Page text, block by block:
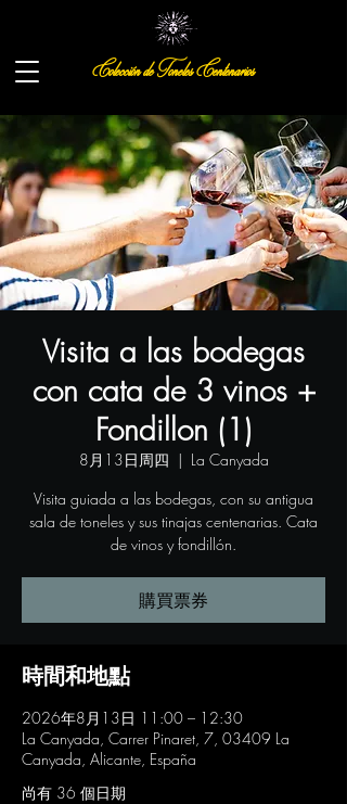
Colección de Toneles Centenarios
Visita a las bodegas
con cata de 3 vinos +
Fondillon (1)
8月13日周四
  |
La Canyada
Visita guiada a las bodegas, con su antigua
sala de toneles y sus tinajas centenarias. Cata
de vinos y fondillón.
購買票券
時間和地點
2026年8月13日 11:00 – 12:30
La Canyada, Carrer Pinaret, 7, 03409 La
Canyada, Alicante, España
尚有 36 個日期